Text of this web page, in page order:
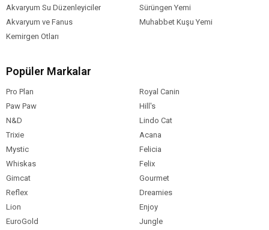
Akvaryum Su Düzenleyiciler
Sürüngen Yemi
Akvaryum ve Fanus
Muhabbet Kuşu Yemi
Kemirgen Otları
Popüler Markalar
Pro Plan
Royal Canin
Paw Paw
Hill's
N&D
Lindo Cat
Trixie
Acana
Mystic
Felicia
Whiskas
Felix
Gimcat
Gourmet
Reflex
Dreamies
Lion
Enjoy
EuroGold
Jungle